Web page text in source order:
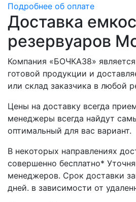
Подробнее об оплате
Доставка
резервуаров
Компания «БОЧКА38»
готовой продукции и
или склад заказчика в любой
Цены на доставку всегда
менеджеры всегда найдут
оптимальный для вас вариант.
В некоторых направлениях
совершенно бесплатно*
менеджеров. Срок доставки
дней. в зависимости от